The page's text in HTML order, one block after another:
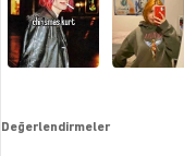
Değerlendirmeler